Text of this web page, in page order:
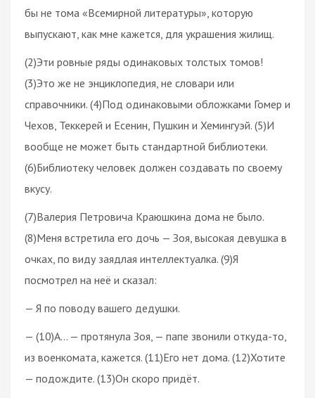
бы не тома «Всемирной литературы», которую
выпускают, как мне кажется, для украшения жилищ.
(2)Эти ровные ряды одинаковых толстых томов!
(3)Это же не энциклопедия, не словари или
справочники. (4)Под одинаковыми обложками Гомер и
Чехов, Теккерей и Есенин, Пушкин и Хемингуэй. (5)И
вообще не может быть стандартной библиотеки.
(6)Библиотеку человек должен создавать по своему
вкусу.
(7)Валерия Петровича Краюшкина дома не было.
(8)Меня встретила его дочь — Зоя, высокая девушка в
очках, по виду заядлая интеллектуалка. (9)Я
посмотрел на неё и сказал:
— Я по поводу вашего дедушки.
— (10)А… — протянула Зоя, — папе звонили откуда-то,
из военкомата, кажется. (11)Его нет дома. (12)Хотите
— подождите. (13)Он скоро придёт.